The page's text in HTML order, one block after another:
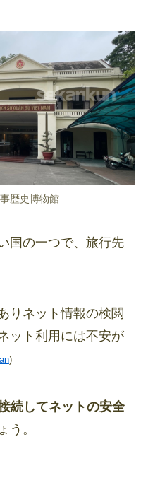
歴史博物館
国の一つで、旅行先
りネット情報の検閲
ット利用には不安が
)
続してネットの安全
う。